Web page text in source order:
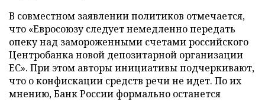
В совместном заявлении политиков отмечается,
что «Евросоюзу следует немедленно передать
опеку над замороженными счетами российского
Центробанка новой депозитарной организации
ЕС». При этом авторы инициативы подчеркивают,
что о конфискации средств речи не идет. По их
мнению, Банк России формально останется